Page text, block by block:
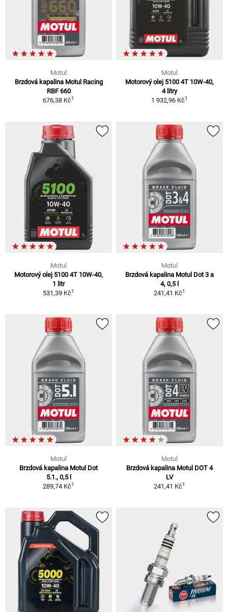
Motul
Brzdová kapalina Motul Racing
RBF 660
676,38 Kč1
Motul
Motorový olej 5100 4T 10W-40,
4 litry
1 932,96 Kč1
Motul
Motorový olej 5100 4T 10W-40,
1 litr
531,39 Kč1
Motul
Brzdová kapalina Motul Dot 3 a
4, 0,5 l
241,41 Kč1
Motul
Brzdová kapalina Motul Dot
5.1., 0,5 l
289,74 Kč1
Motul
Brzdová kapalina Motul DOT 4
LV
241,41 Kč1